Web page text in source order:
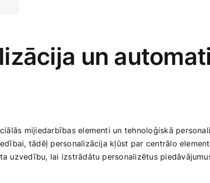
un
mijiedarbības ‌elementi un tehnoloģiskā
tādēļ personalizācija kļūst ⁢par centrālo
lai izstrādātu personalizētus